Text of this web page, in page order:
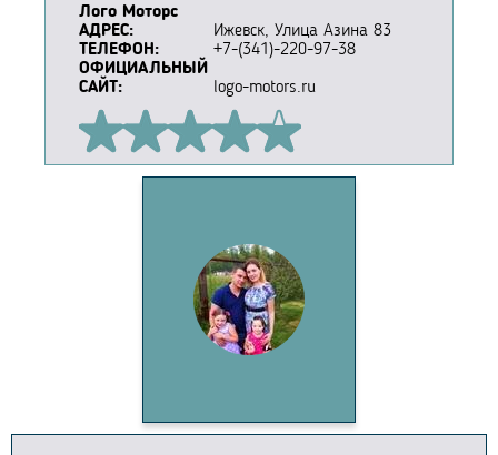
Лого Моторс
АДРЕС:
Ижевск, Улица Азина 83
ТЕЛЕФОН:
+7-(341)-220-97-38
ОФИЦИАЛЬНЫЙ
САЙТ:
logo-motors.ru